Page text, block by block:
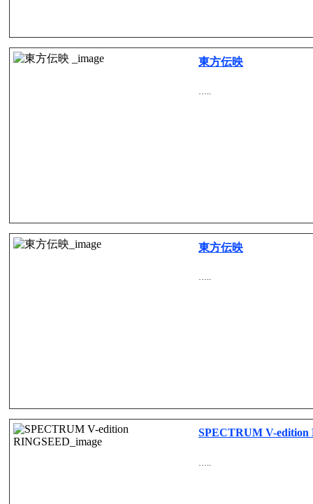
東方伝映
…..
東方伝映
…..
SPECTRUM V-edition
…..